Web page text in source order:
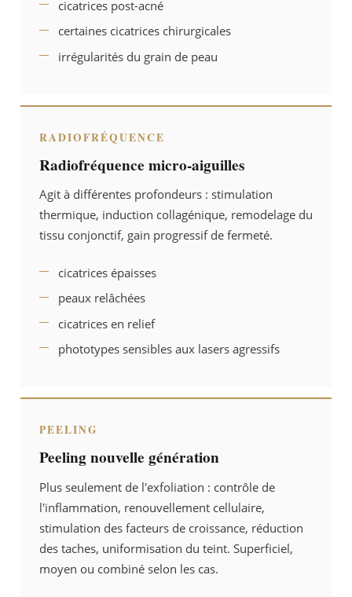
cicatrices post-acné
certaines cicatrices chirurgicales
irrégularités du grain de peau
RADIOFRÉQUENCE
Radiofréquence micro-aiguilles
Agit à différentes profondeurs : stimulation
thermique, induction collagénique, remodelage du
tissu conjonctif, gain progressif de fermeté.
cicatrices épaisses
peaux relâchées
cicatrices en relief
phototypes sensibles aux lasers agressifs
PEELING
Peeling nouvelle génération
Plus seulement de l'exfoliation : contrôle de
l'inflammation, renouvellement cellulaire,
stimulation des facteurs de croissance, réduction
des taches, uniformisation du teint. Superficiel,
moyen ou combiné selon les cas.